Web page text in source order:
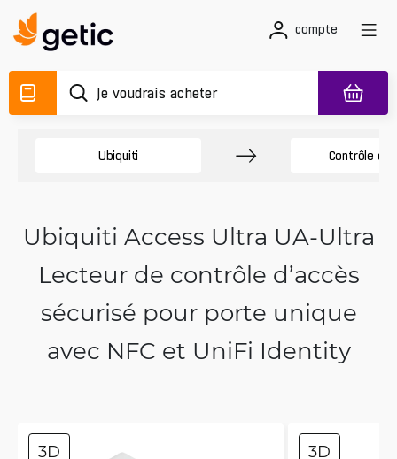
compte
Ubiquiti Contrôle
Ubiquiti Access Ultra UA-Ultra
Lecteur de contrôle d’accès
sécurisé pour porte unique
avec NFC et UniFi Identity
3D 3D